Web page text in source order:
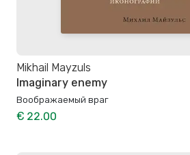
Mikhail Mayzuls
Imaginary enemy
Воображаемый враг
€ 22.00